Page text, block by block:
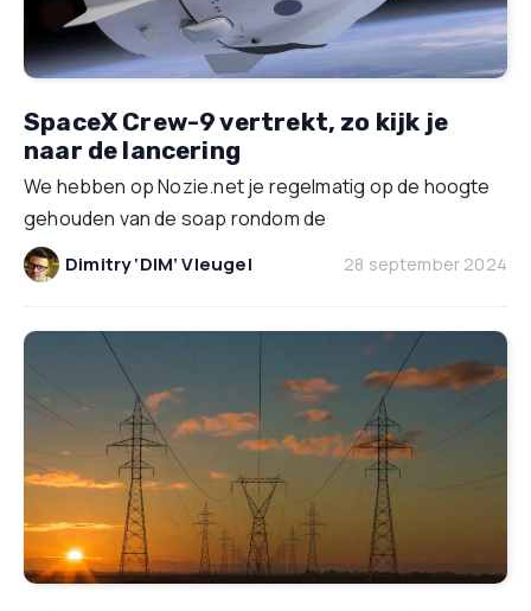
SpaceX Crew-9 vertrekt, zo kijk je
naar de lancering
We hebben op Nozie.net je regelmatig op de hoogte
gehouden van de soap rondom de
Dimitry ‘DIM’ Vleugel 28 september 2024